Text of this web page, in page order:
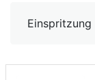
Einspritzung